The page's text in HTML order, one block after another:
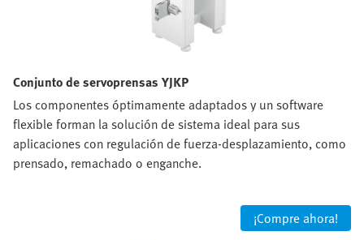
Conjunto de servoprensas YJKP
Los componentes óptimamente adaptados y un software
flexible forman la solución de sistema ideal para sus
aplicaciones con regulación de fuerza-desplazamiento, como
prensado, remachado o enganche.
¡Compre ahora!